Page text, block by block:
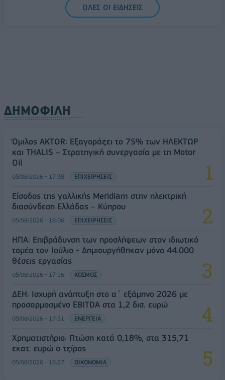
ΟΛΕΣ ΟΙ ΕΙΔΗΣΕΙΣ
ΔΗΜΟΦΙΛΗ
Όμιλος AKTOR: Εξαγοράζει το 75% των ΗΛΕΚΤΩΡ
και THALIS – Στρατηγική συνεργασία με τη Motor
Oil
05/08/2026 - 17:39 ΕΠΙΧΕΙΡΗΣΕΙΣ
Είσοδος της γαλλικής Meridiam στην ηλεκτρική
διασύνδεση Ελλάδας – Κύπρου
05/08/2026 - 18:06 ΕΠΙΧΕΙΡΗΣΕΙΣ
ΗΠΑ: Επιβράδυνση των προσλήψεων στον ιδιωτικό
τομέα τον Ιούλιο - Δημιουργήθηκαν μόνο 44.000
θέσεις εργασίας
05/08/2026 - 17:16 ΚΟΣΜΟΣ
ΔΕΗ: Ισχυρή ανάπτυξη στο α΄ εξάμηνο 2026 με
προσαρμοσμένο EBITDA στα 1,2 δισ. ευρώ
05/08/2026 - 17:51 ΕΝΕΡΓΕΙΑ
Χρηματιστήριο: Πτώση κατά 0,18%, στα 315,71
εκατ. ευρώ ο τζίρος
05/08/2026 - 18:27 ΟΙΚΟΝΟΜΙΑ